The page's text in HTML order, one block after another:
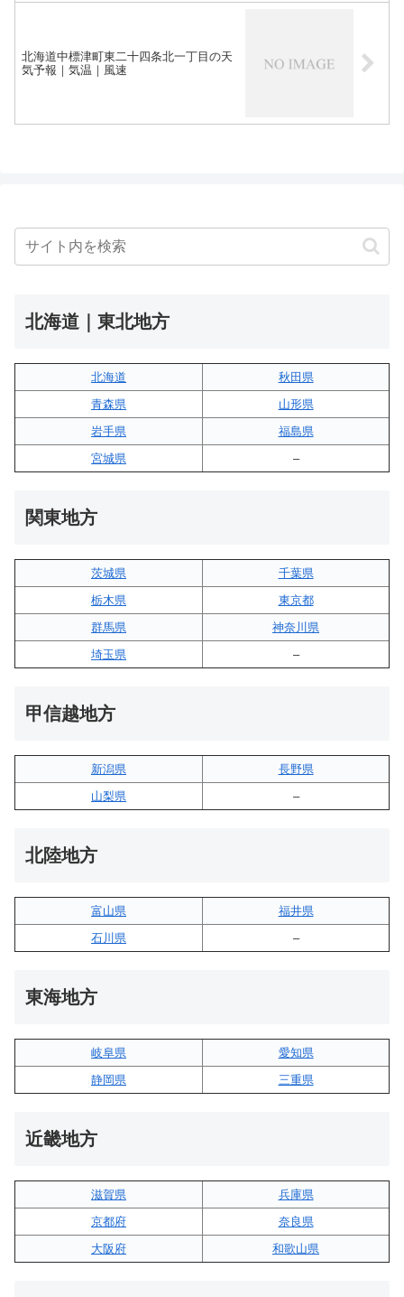
北海道中標津町東二十四条北一丁目の天
気予報｜気温｜風速
北海道｜東北地方
北海道
秋田県
青森県
山形県
岩手県
福島県
宮城県
–
関東地方
茨城県
千葉県
栃木県
東京都
群馬県
神奈川県
埼玉県
–
甲信越地方
新潟県
長野県
山梨県
–
北陸地方
富山県
福井県
石川県
–
東海地方
岐阜県
愛知県
静岡県
三重県
近畿地方
滋賀県
兵庫県
京都府
奈良県
大阪府
和歌山県